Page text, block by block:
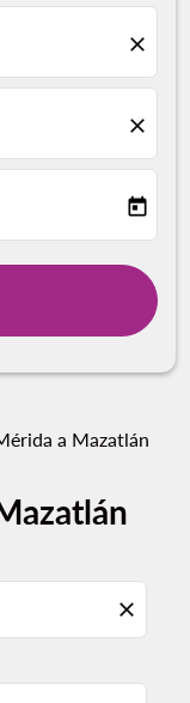
close
close
today
a Mazatlán
close